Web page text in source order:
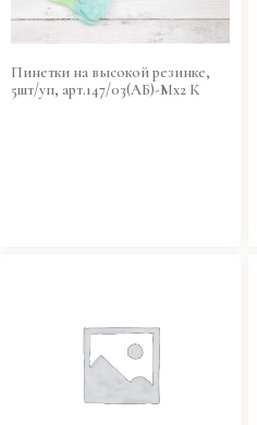
Пинетки на высокой резинке,
5шт/уп, арт.147/03(АБ)-Мх2 К